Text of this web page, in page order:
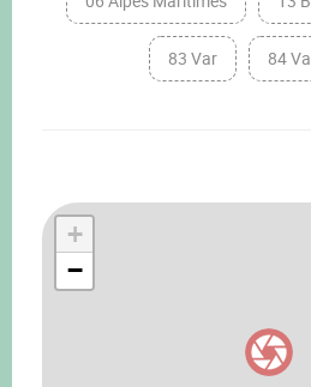
83 Var 84
+
−